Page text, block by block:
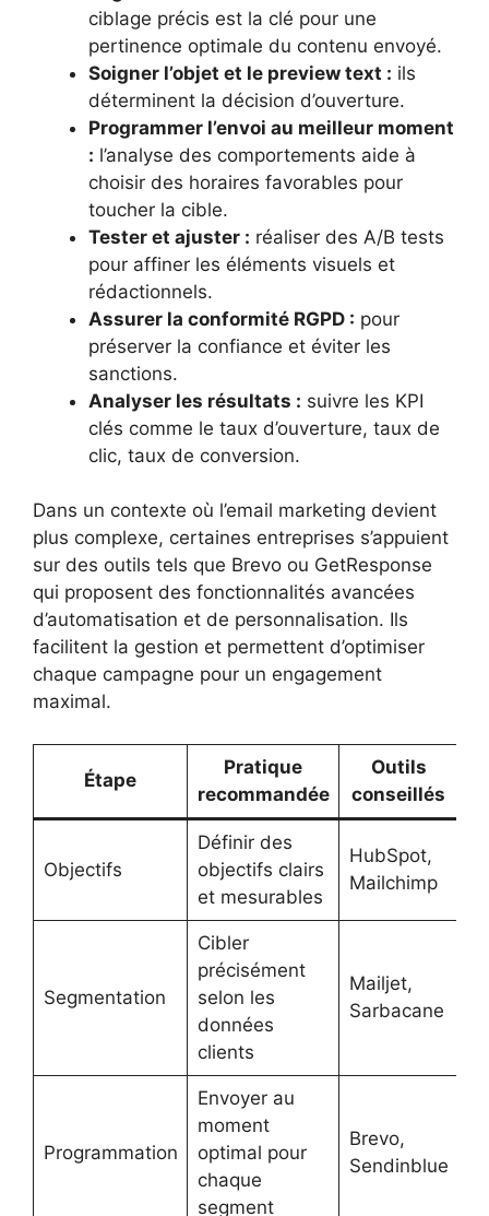
ciblage précis est la clé pour une
pertinence optimale du contenu envoyé.
Soigner l’objet et le preview text : ils
déterminent la décision d’ouverture.
Programmer l’envoi au meilleur moment
: l’analyse des comportements aide à
choisir des horaires favorables pour
toucher la cible.
Tester et ajuster : réaliser des A/B tests
pour affiner les éléments visuels et
rédactionnels.
Assurer la conformité RGPD : pour
préserver la confiance et éviter les
sanctions.
Analyser les résultats : suivre les KPI
clés comme le taux d’ouverture, taux de
clic, taux de conversion.
Dans un contexte où l’email marketing devient
plus complexe, certaines entreprises s’appuient
sur des outils tels que Brevo ou GetResponse
qui proposent des fonctionnalités avancées
d’automatisation et de personnalisation. Ils
facilitent la gestion et permettent d’optimiser
chaque campagne pour un engagement
maximal.
Étape
Pratique
recommandée
Outils
conseillés
Objectifs
Définir des
objectifs clairs
et mesurables
HubSpot,
Mailchimp
Segmentation
Cibler
précisément
selon les
données
clients
Mailjet,
Sarbacane
Programmation
Envoyer au
moment
optimal pour
chaque
segment
Brevo,
Sendinblue